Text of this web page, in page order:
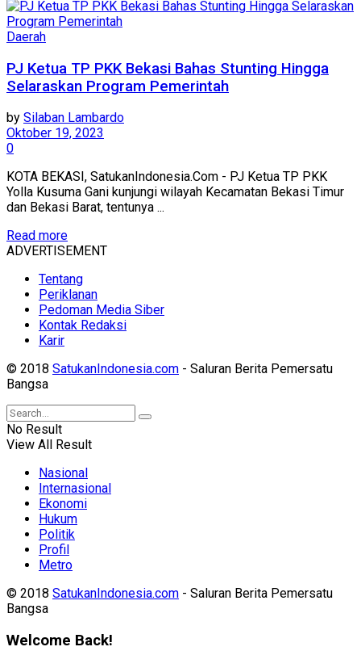
Daerah
PJ Ketua TP PKK Bekasi Bahas Stunting Hingga
Selaraskan Program Pemerintah
by Silaban Lambardo
Oktober 19, 2023
0
KOTA BEKASI, SatukanIndonesia.Com - PJ Ketua TP PKK
Yolla Kusuma Gani kunjungi wilayah Kecamatan Bekasi Timur
dan Bekasi Barat, tentunya ...
Read more
ADVERTISEMENT
Tentang
Periklanan
Pedoman Media Siber
Kontak Redaksi
Karir
© 2018 SatukanIndonesia.com - Saluran Berita Pemersatu
Bangsa
No Result
View All Result
Nasional
Internasional
Ekonomi
Hukum
Politik
Profil
Metro
© 2018 SatukanIndonesia.com - Saluran Berita Pemersatu
Bangsa
Welcome Back!